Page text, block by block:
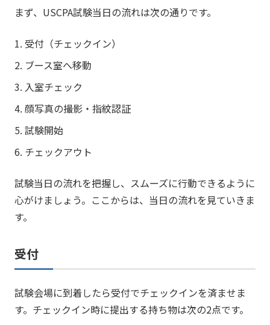
まず、USCPA試験当日の流れは次の通りです。
1. 受付（チェックイン）
2. ブース室へ移動
3. 入室チェック
4. 顔写真の撮影・指紋認証
5. 試験開始
6. チェックアウト
試験当日の流れを把握し、スムーズに行動できるように
心がけましょう。ここからは、当日の流れを見ていきま
す。
受付
試験会場に到着したら受付でチェックインを済ませま
す。チェックイン時に提出する持ち物は次の2点です。